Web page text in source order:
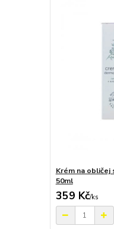
Krém na obličej
50ml
359 Kč/ks